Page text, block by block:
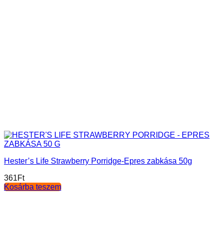
Hester’s Life Strawberry Porridge-Epres zabkása 50g
361Ft
Kosárba teszem